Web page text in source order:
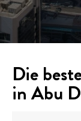
Die
in Abu